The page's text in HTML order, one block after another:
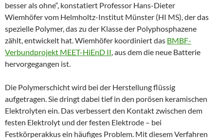
besser als ohne“, konstatiert Professor Hans-Dieter
Wiemhöfer vom Helmholtz-Institut Münster (HI MS), der das
spezielle Polymer, das zu der Klasse der Polyphosphazene
zählt, entwickelt hat. Wiemhöfer koordiniert das BMBF-
Verbundprojekt MEET-HiEnD II, aus dem die neue Batterie
hervorgegangen ist.
Die Polymerschicht wird bei der Herstellung flüssig
aufgetragen. Sie dringt dabei tief in den porösen keramischen
Elektrolyten ein. Das verbessert den Kontakt zwischen dem
festen Elektrolyt und der festen Elektrode – bei
Festkörperakkus ein häufiges Problem. Mit diesem Verfahren